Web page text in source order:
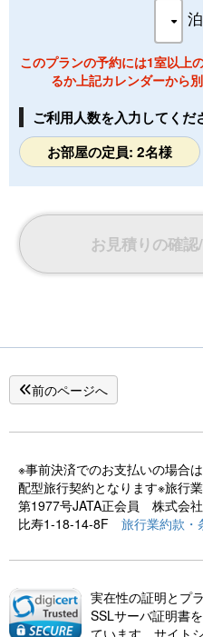
ベランダ・テラス/WeberBBQ
クイーンベッド×1台
◇リネン・アメニティセット
バスタオル/バスマット/バス
ミソリ/コットン/ヘアゴム/ク
シャンプー/コンディショナ
泊
このプランの予約には1室以上
るか上記カレンダーから
ご利用人数を入力してくだ
お部屋の定員: 2名様
お見積りの確
前のページへ
※事前決済でのお支払いの場合
配型旅行契約となります※旅行
第1977号JATA正会員 株式会
比寿1-18-14-8F 旅行業約款・
実在性の証明とプ
SSLサーバ証明書